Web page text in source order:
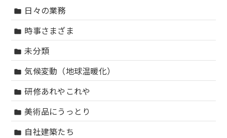
folder 日々の業務
folder 時事さまざま
folder 未分類
folder 気候変動（地球温暖化）
folder 研修あれやこれや
folder 美術品にうっとり
folder 自社建築たち